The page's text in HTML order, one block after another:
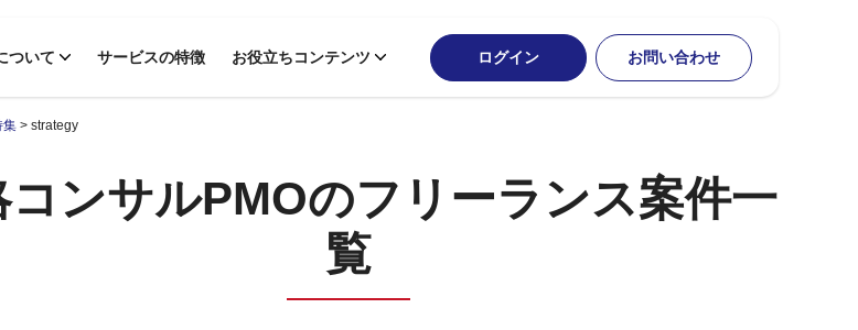
ついて サービスの特徴 お役立ちコンテンツ ログイン お問い合わせ
集 > strategy
コンサルPMOのフリーランス案件一
覧